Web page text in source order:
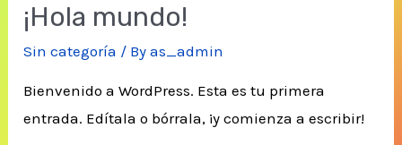
¡Hola mundo!
Sin categoría / Byas_admin
Bienvenido a WordPress. Esta es tu primera
entrada. Edítala o bórrala, ¡y comienza a escribir!